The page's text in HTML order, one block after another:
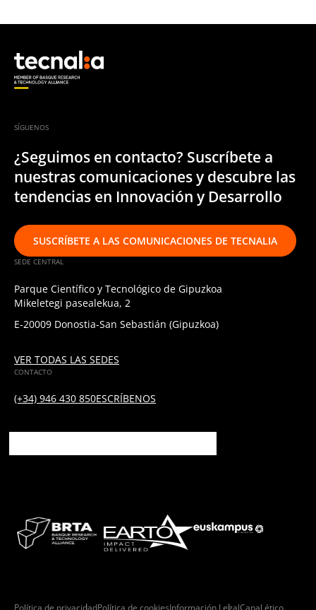
SÍGUENOS
¿Seguimos en contacto? Suscríbete a
nuestras comunicaciones y descubre las
tendencias en Innovación y Desarrollo
SUSCRÍBETE A LAS COMUNICACIONES DE TECNALIA
SEDE CENTRAL
Parque Científico y Tecnológico de Gipuzkoa
Mikeletegi pasealekua, 2
E-20009 Donostia-San Sebastián (Gipuzkoa)
VER TODAS LAS SEDES
CONTACTO
(+34) 946 430 850ESCRÍBENOS
Política de privacidadPolítica de cookiesInformación LegalCanal ético